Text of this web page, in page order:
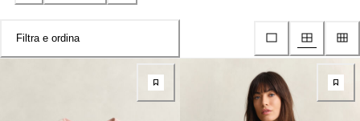
Filtra e ordina